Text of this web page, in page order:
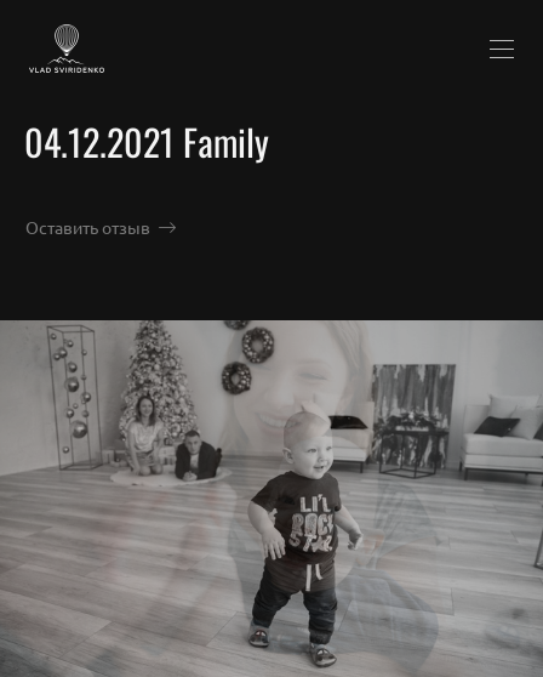
04.12.2021 Family
Оставить отзыв